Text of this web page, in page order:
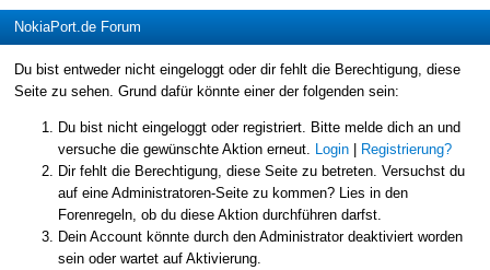
NokiaPort.de Forum
Du bist entweder nicht eingeloggt oder dir fehlt die Berechtigung, diese
Seite zu sehen. Grund dafür könnte einer der folgenden sein:
Du bist nicht eingeloggt oder registriert. Bitte melde dich an und
versuche die gewünschte Aktion erneut.
Login|
Registrierung?
Dir fehlt die Berechtigung, diese Seite zu betreten. Versuchst du
auf eine Administratoren-Seite zu kommen? Lies in den
Forenregeln, ob du diese Aktion durchführen darfst.
Dein Account könnte durch den Administrator deaktiviert worden
sein oder wartet auf Aktivierung.